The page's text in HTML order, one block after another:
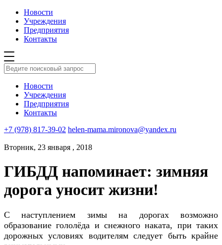
Новости
Учреждения
Предприятия
Контакты
Новости
Учреждения
Предприятия
Контакты
+7 (978) 817-39-02 helen-mama.mironova@yandex.ru
Вторник, 23 января , 2018
ГИБДД напоминает: зимняя
дорога уносит жизни!
С наступлением зимы на дорогах возможно
образование гололёда и снежного наката, при таких
дорожных условиях водителям следует быть крайне